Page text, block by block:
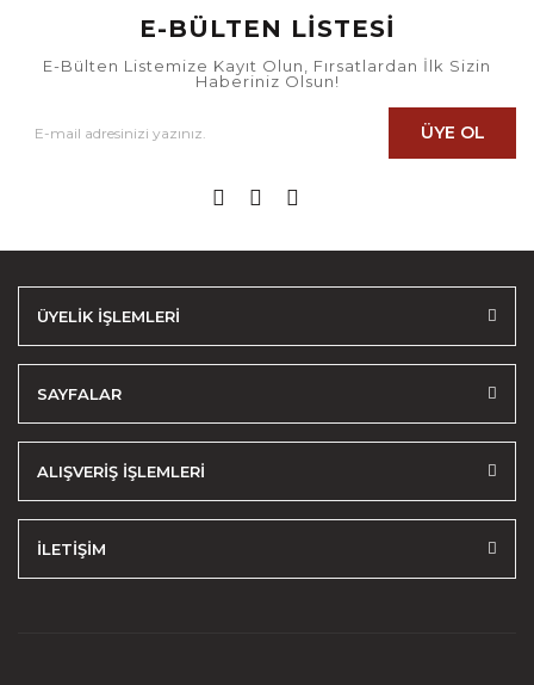
E-BÜLTEN LİSTESİ
E-Bülten Listemize Kayıt Olun, Fırsatlardan İlk Sizin
Haberiniz Olsun!
ÜYE OL
ÜYELİK İŞLEMLERİ
SAYFALAR
ALIŞVERİŞ İŞLEMLERİ
İLETİŞİM